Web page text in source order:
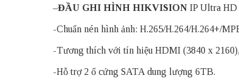
–ĐẦU GHI HÌNH HIKVISION IP Ultra HD
-Chuẩn nén hình ảnh: H.265/H.264/H.264+/
-Tương thích với tín hiệu HDMI (3840 x
-Hỗ trợ 2 ổ cứng SATA dung lượng 6TB.